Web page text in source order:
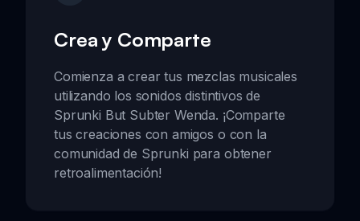
Crea y Comparte
Comienza a crear tus mezclas musicales
utilizando los sonidos distintivos de
Sprunki But Subter Wenda. ¡Comparte
tus creaciones con amigos o con la
comunidad de Sprunki para obtener
retroalimentación!